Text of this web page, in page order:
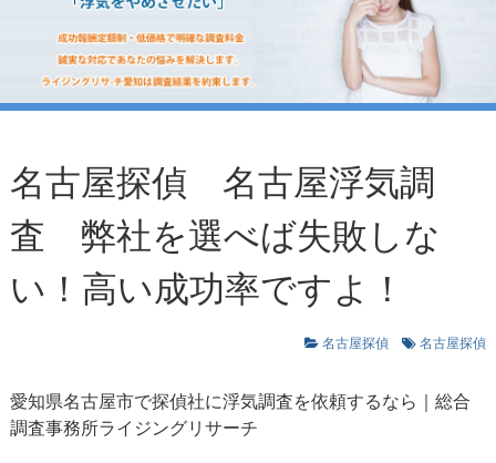
名古屋探偵 名古屋浮気調
査 弊社を選べば失敗しな
い！高い成功率ですよ！
名古屋探偵 名古屋探偵
愛知県名古屋市で探偵社に浮気調査を依頼するなら｜総合
調査事務所ライジングリサーチ